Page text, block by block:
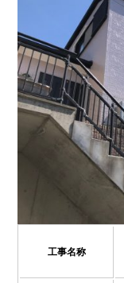
工事名称